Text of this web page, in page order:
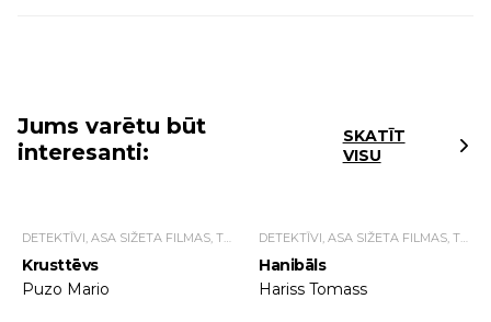
Jums varētu būt
interesanti:
SKATĪT
VISU
Krusttēvs
Puzo Mario
Hanibāls
Hariss Tomass